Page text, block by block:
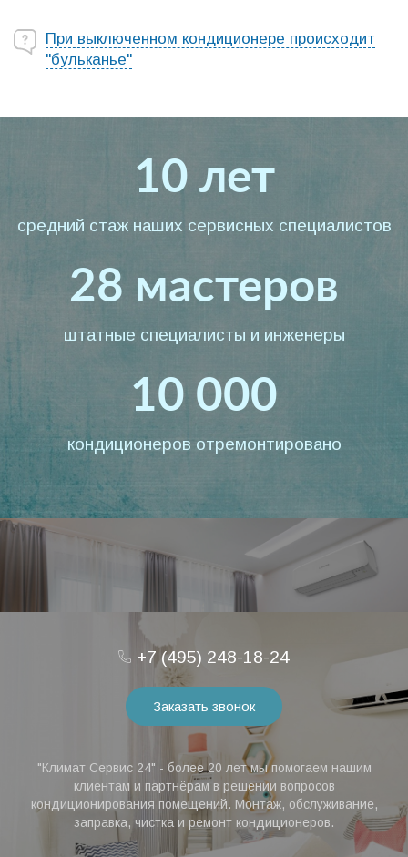
При выключенном кондиционере происходит
"бульканье"
10 лет
средний стаж наших сервисных специалистов
28 мастеров
штатные специалисты и инженеры
10 000
кондиционеров отремонтировано
+7 (495) 248-18-24
Заказать звонок
"Климат Сервис 24" - более 20 лет мы помогаем нашим
клиентам и партнёрам в решении вопросов
кондиционирования помещений. Монтаж, обслуживание,
заправка, чистка и ремонт кондиционеров.